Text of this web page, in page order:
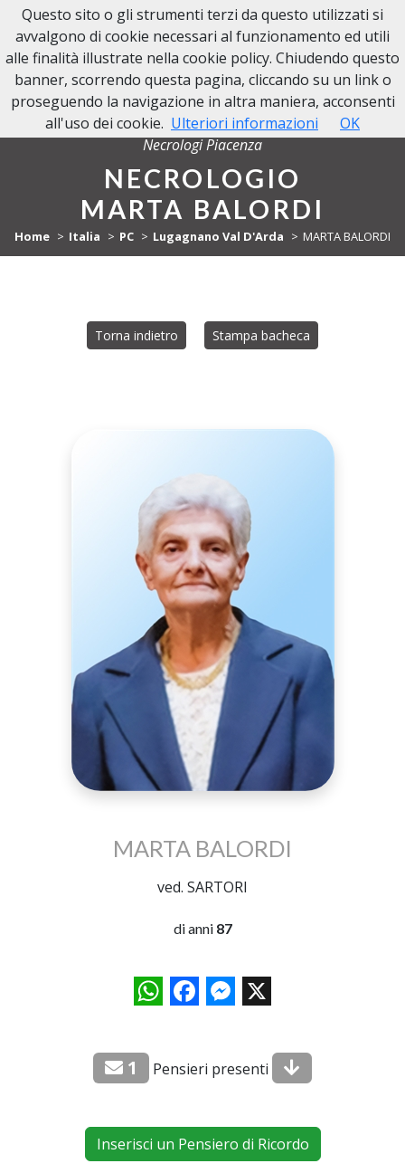
NECROLOGI PIACENZA
Necrologi Piacenza
NECROLOGIO
MARTA BALORDI
Home Italia PC Lugagnano Val D'Arda MARTA BALORDI
Torna indietro Stampa bacheca
MARTA BALORDI
ved. SARTORI
di anni 87
WhatsAppFacebookMessenger
X
1 Pensieri presenti
Inserisci un Pensiero di Ricordo
Questo sito o gli strumenti terzi da questo utilizzati si
avvalgono di cookie necessari al funzionamento ed utili
alle finalità illustrate nella cookie policy. Chiudendo questo
banner, scorrendo questa pagina, cliccando su un link o
proseguendo la navigazione in altra maniera, acconsenti
all'uso dei cookie. Ulteriori informazioni OK